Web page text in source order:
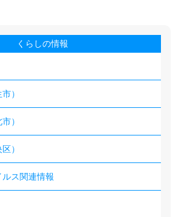
くらしの情報
）
）
）
ス関連情報